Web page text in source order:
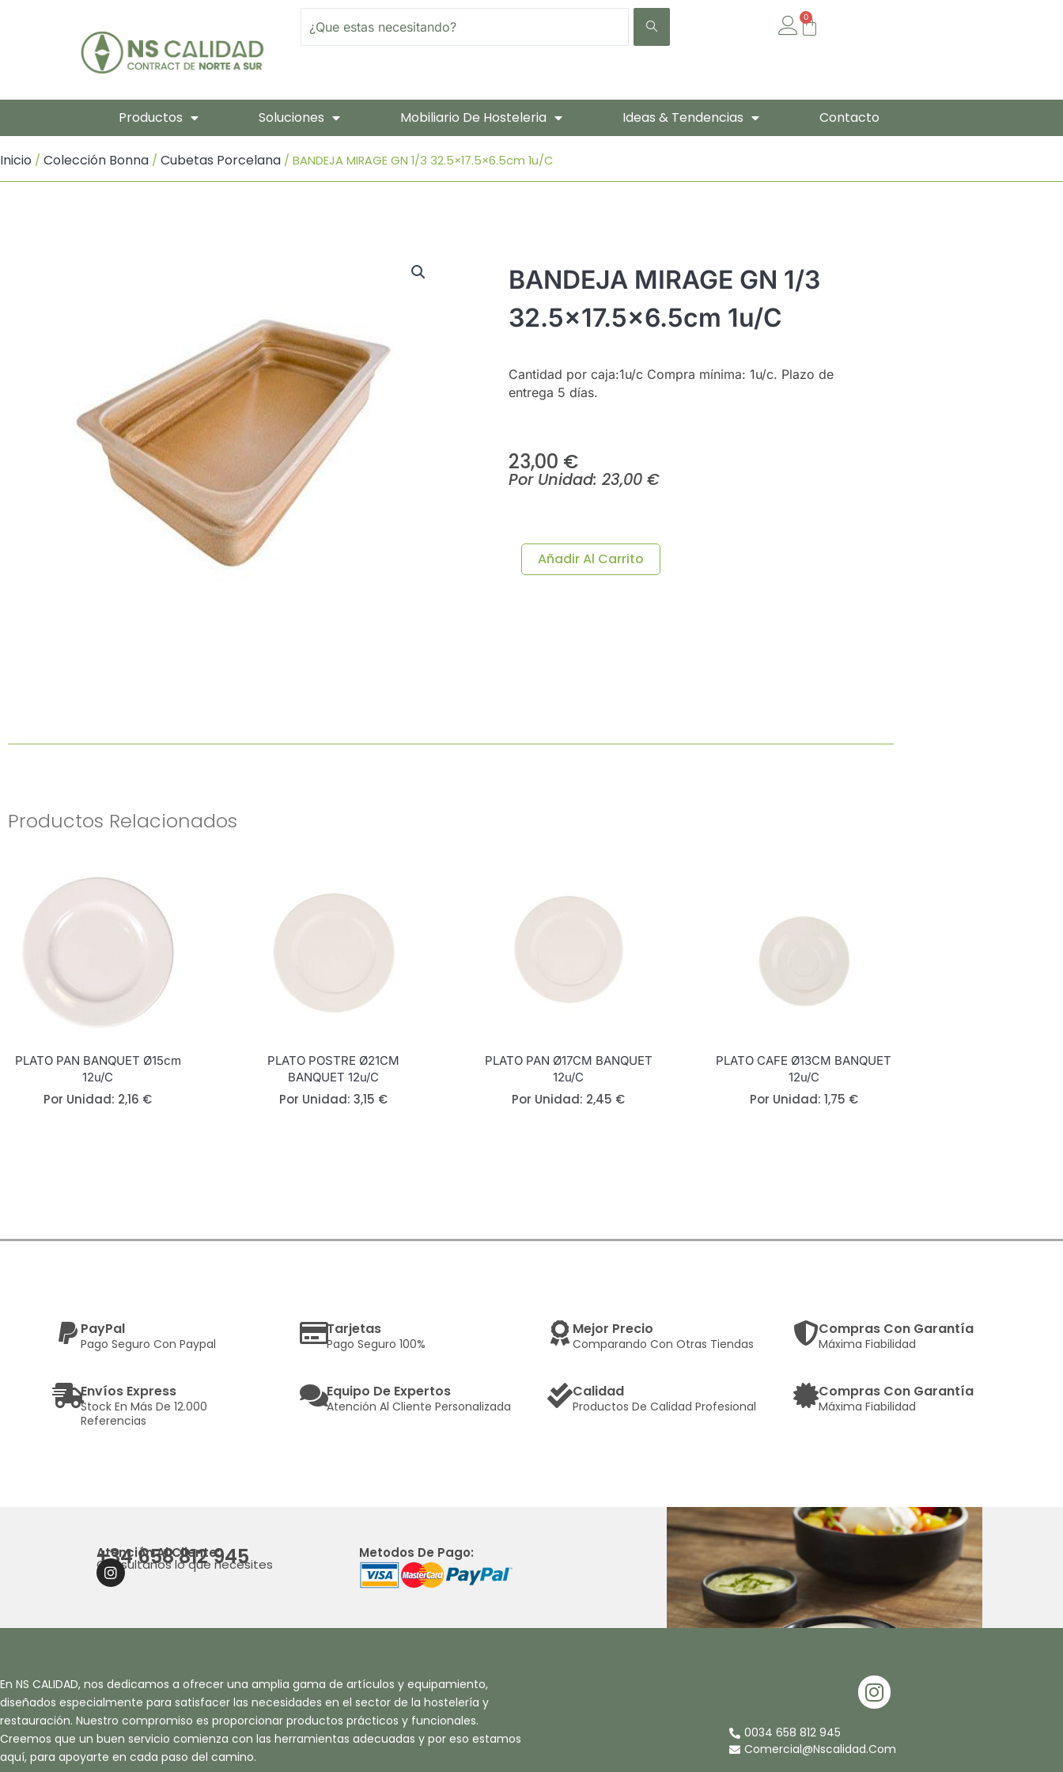
0
Cart
Productos Soluciones Mobiliario De Hosteleria Ideas & Tendencias Contacto
Inicio / Colección Bonna / Cubetas Porcelana / BANDEJA MIRAGE GN 1/3 32.5×17.5×6.5cm 1u/c
BANDEJA MIRAGE GN 1/3
32.5×17.5×6.5cm 1u/c
Cantidad por caja:1u/c Compra mínima: 1u/c. Plazo de
entrega 5 días.
23,00 €
Por Unidad: 23,00€
GN
Añadir Al Carrito
Productos Relacionados
PLATO PAN BANQUET Ø15cm
12u/c
Por Unidad: 2,16 €
PLATO POSTRE Ø21CM
BANQUET 12u/c
Por Unidad: 3,15 €
PLATO PAN Ø17CM BANQUET
12u/c
Por Unidad: 2,45 €
PLATO CAFE Ø13CM BANQUET
12u/c
Por Unidad: 1,75 €
PayPal
Pago Seguro Con Paypal
Tarjetas
Pago Seguro 100%
Mejor Precio
Comparando Con Otras Tiendas
Compras Con Garantía
Máxima Fiabilidad
Envíos Express
Stock En Más De 12.000
Referencias
Equipo De Expertos
Atención Al Cliente Personalizada
Calidad
Productos De Calidad Profesional
Compras Con Garantía
Máxima Fiabilidad
Atención Al Cliente:
+34 658 812 945
Consultanos lo que necesites
I
N
A
A
M
Metodos De Pago:
En NS CALIDAD, nos dedicamos a ofrecer una amplia gama de artículos y equipamiento,
diseñados especialmente para satisfacer las necesidades en el sector de la hostelería y
restauración. Nuestro compromiso es proporcionar productos prácticos y funcionales.
Creemos que un buen servicio comienza con las herramientas adecuadas y por eso estamos
aquí, para apoyarte en cada paso del camino.
I
N
T
0034 658 812 945
Comercial@nscalidad.com